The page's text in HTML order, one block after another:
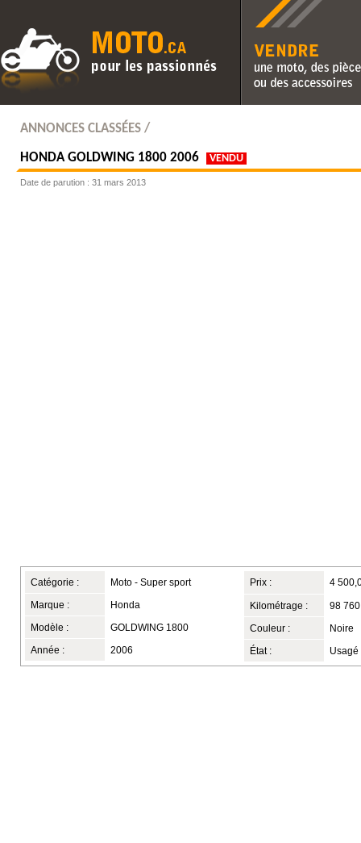
Vendre une moto, des
des accessoires
ANNONCES CLASSÉES /
HONDAGOLDWING 1800 2006 VENDU
Date de parution : 31 mars 2013
Catégorie : Moto - Super sport
Marque : Honda
Modèle : GOLDWING 1800
Année : 2006
Prix : 4
Kilométrage : 98
Couleur : Noire
État : Usagé